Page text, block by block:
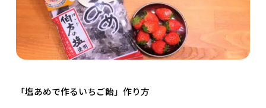
「塩あめで作るいちご飴」作り方